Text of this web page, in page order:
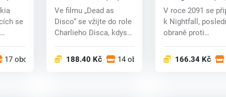
se
17 obchodech
key
Ve filmu „Dead as
Disco“ se vžijte do role
Charlieho Disca, kdysi
188.40 Kč 14 obchodech
V roce 2091 se
k Nightfall,
obraně proti
166.34 Kč